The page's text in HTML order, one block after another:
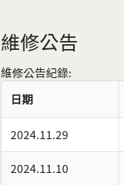
維修公告
維修公告紀錄:
日期
2024.11.29
2024.11.10